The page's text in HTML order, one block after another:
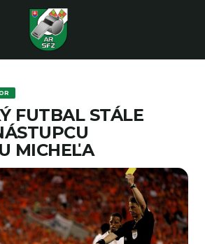
FUTBAL STÁLE
MICHEĽA